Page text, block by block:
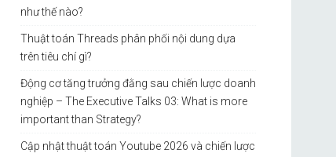
như thế nào?
Thuật toán Threads phân phối nội dung dựa
trên tiêu chí gì?
Động cơ tăng trưởng đằng sau chiến lược doanh
nghiệp – The Executive Talks 03: What is more
important than Strategy?
Cập nhật thuật toán Youtube 2026 và chiến lược